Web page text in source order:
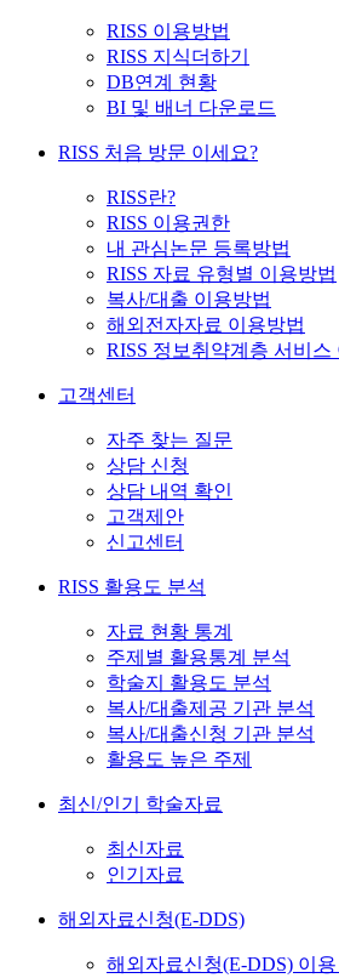
RISS 이용방법
RISS 지식더하기
DB연계 현황
BI 및 배너 다운로드
RISS 처음 방문 이세요?
RISS란?
RISS 이용권한
내 관심논문 등록방법
RISS 자료 유형별 이용방법
복사/대출 이용방법
해외전자자료 이용방법
RISS 정보취약계층 서비스
고객센터
자주 찾는 질문
상담 신청
상담 내역 확인
고객제안
신고센터
RISS 활용도 분석
자료 현황 통계
주제별 활용통계 분석
학술지 활용도 분석
복사/대출제공 기관 분석
복사/대출신청 기관 분석
활용도 높은 주제
최신/인기 학술자료
최신자료
인기자료
해외자료신청(E-DDS)
해외자료신청(E-DDS) 이용